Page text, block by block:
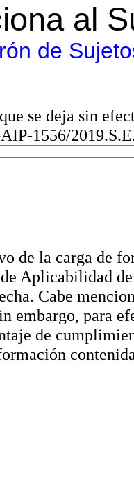
al
de
se deja sin
1556/
de la carga de
Aplicabilidad
Cabe
embargo, para
de